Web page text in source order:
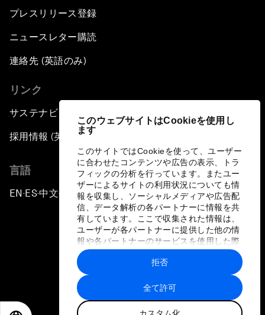
このウェブサイトはCookieを使用し
ます
このサイトではCookieを使って、ユーザー
に合わせたコンテンツや広告の表示、トラ
フィックの分析を行っています。またユー
ザーによるサイトの利用状況についても情
報を収集し、ソーシャルメディアや広告配
信、データ解析の各パートナーに情報を共
有しています。ここで収集された情報は、
ユーザーが各パートナーに提供した他の情
報や各パートナーのサービスを使用した際
に収集された情報と組み合わされ、各パー
トナーによって使用されることがありま
す。
全て許可
カスタム化
拒否
プレスリリース登録
ニュースレター購読
連絡先 (英語のみ)
リンク
サステナビリティへの取り組み
採用情報 (英語のみ)
言語
EN ▪ES▪中文▪ 日本語
プライバシーポリシーと利用規約
サイトマップ